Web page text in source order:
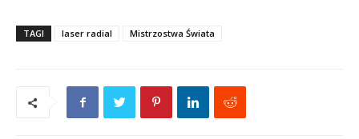
TAGI laser radial Mistrzostwa Świata